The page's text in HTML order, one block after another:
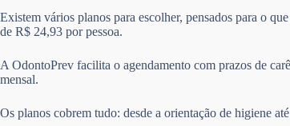
Existem vários planos para escolher, pensados para o
de R$ 24,93 por pessoa.
A OdontoPrev facilita o agendamento com prazos de
mensal.
Os planos cobrem tudo: desde a orientação de higiene